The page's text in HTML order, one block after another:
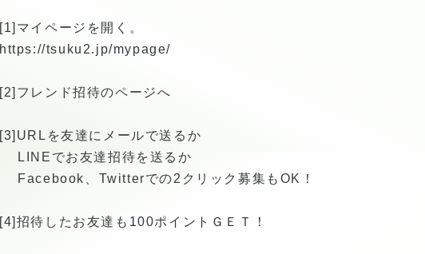
[1]マイページを開く。
https://tsuku2.jp/mypage/
[2]フレンド招待のページへ
[3]URLを友達にメールで送るか
LINEでお友達招待を送るか
Facebook、Twitterでの2クリック募集もOK！
[4]招待したお友達も100ポイントＧＥＴ！